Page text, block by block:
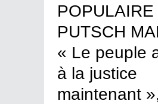
POPULAIRE
PUTSCH
« Le peuple
à la justice
maintenant